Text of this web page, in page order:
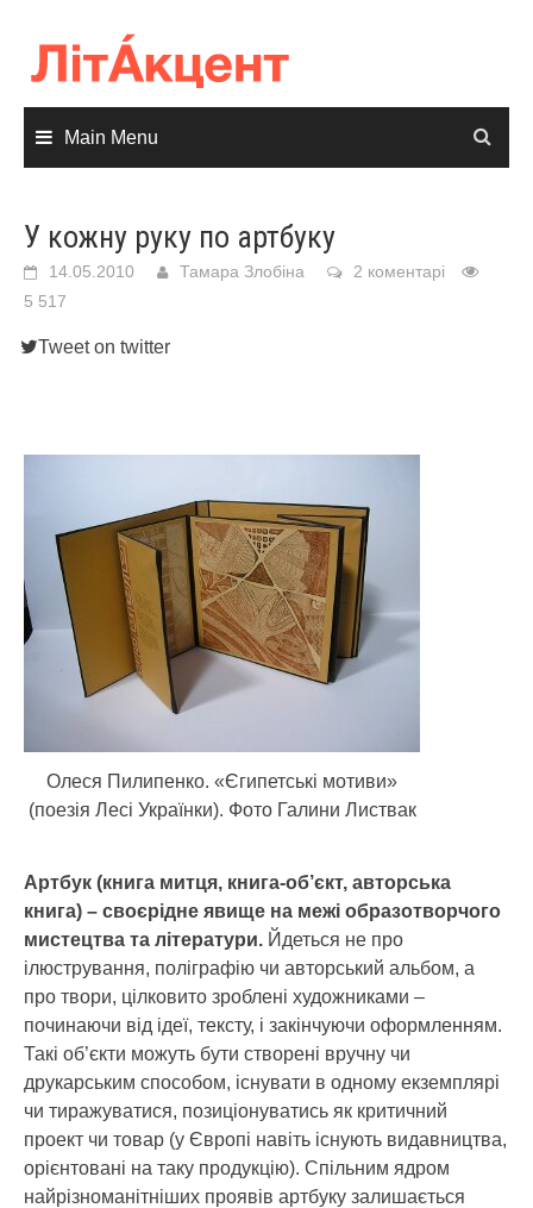
content
Main Menu
У кожну руку по артбуку
14.05.2010 Тамара Злобіна
2 коментарі
5 517
Tweet on twitter
Олеся Пилипенко. «Єгипетські мотиви»
(поезія Лесі Українки). Фото Галини Листвак
Артбук (книга митця, книга-об’єкт, авторська
книга) – своєрідне явище на межі образотворчого
мистецтва та літератури. Йдеться не про
ілюстрування, поліграфію чи авторський альбом, а
про твори, цілковито зроблені художниками –
починаючи від ідеї, тексту, і закінчуючи оформленням.
Такі об’єкти можуть бути створені вручну чи
друкарським способом, існувати в одному екземплярі
чи тиражуватися, позиціонуватись як критичний
проект чи товар (у Європі навіть існують видавництва,
орієнтовані на таку продукцію). Спільним ядром
найрізноманітніших проявів артбуку залишається